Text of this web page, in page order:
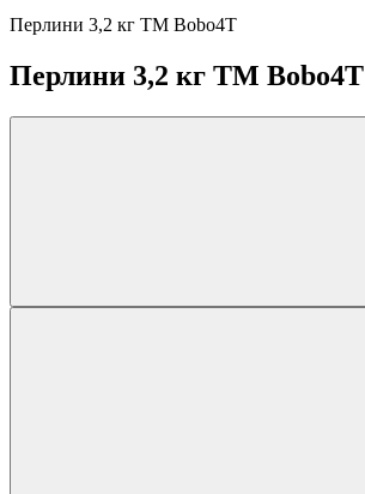
Перлини 3,2 кг TM Bobo4T
Перлини 3,2 кг ТМ Bobo4T